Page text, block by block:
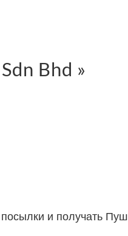
Bhd »
и получать Пуш